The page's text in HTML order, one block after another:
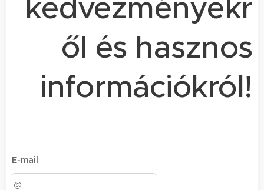
kedvezményekr
ől és hasznos
információkról!
E-mail